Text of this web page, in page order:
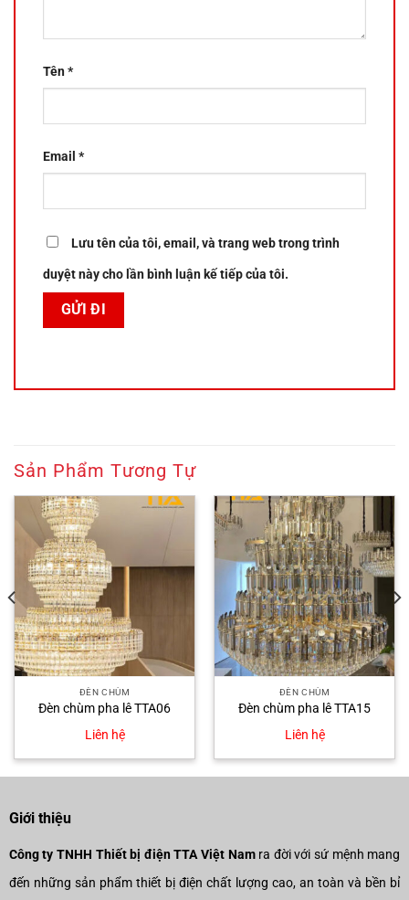
Tên*
Email *
Lưu tên của tôi, email, và trang web trong trình
duyệt này cho lần bình luận kế tiếp của tôi.
Sản Phẩm Tương Tự
ĐÈN CHÙM
Đèn chùm pha lê TTA06
Liên hệ
ĐÈN CHÙM
Đèn chùm pha lê TTA15
Liên hệ
Giới thiệu
Công ty TNHH Thiết bị điện TTA Việt Namra đời với sứ mệnh mang
đến những sản phẩm thiết bị điện chất lượng cao, an toàn và bền bỉ